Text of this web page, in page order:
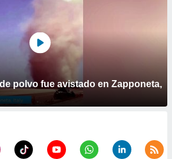
polvo fue avistado en Zapponeta,